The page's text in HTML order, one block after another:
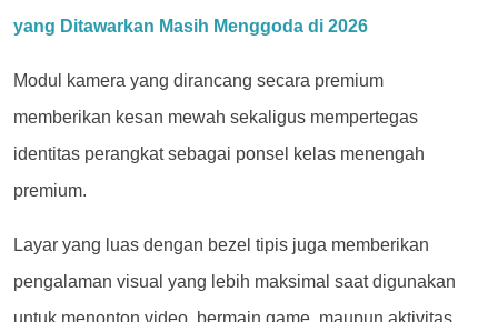
yang Ditawarkan Masih Menggoda di 2026
Modul kamera yang dirancang secara premium
memberikan kesan mewah sekaligus mempertegas
identitas perangkat sebagai ponsel kelas menengah
premium.
Layar yang luas dengan bezel tipis juga memberikan
pengalaman visual yang lebih maksimal saat digunakan
untuk menonton video, bermain game, maupun aktivitas